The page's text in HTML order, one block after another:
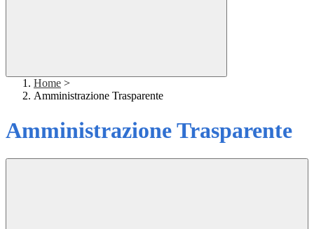
Home >
Amministrazione Trasparente
Amministrazione Trasparente